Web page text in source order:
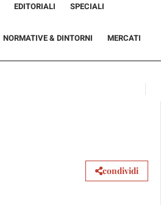
EDITORIALI SPECIALI
NORMATIVE & DINTORNI MERCATI
condividi